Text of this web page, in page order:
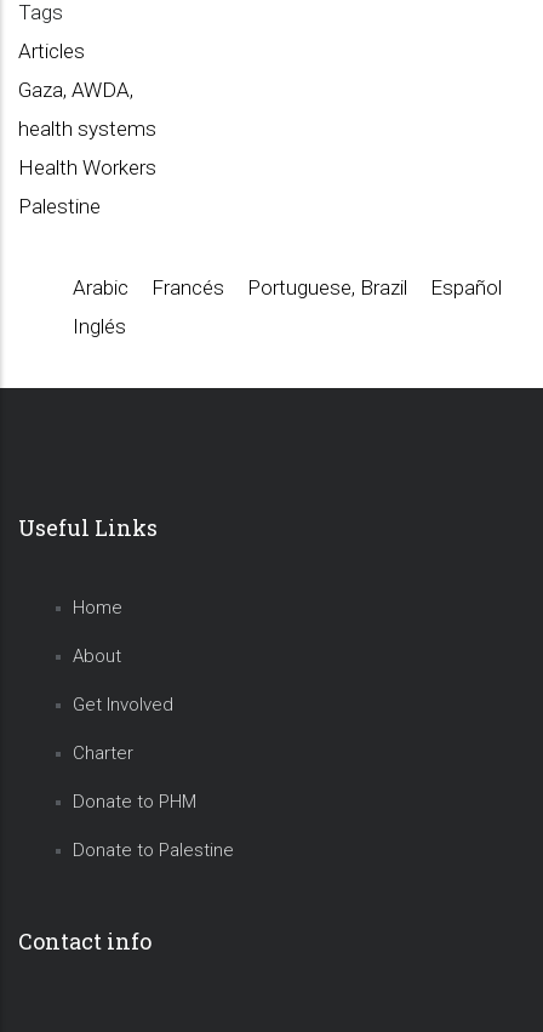
Tags
Articles
Gaza, AWDA,
health systems
Health Workers
Palestine
Arabic Francés Portuguese, Brazil
Español
Inglés
Useful Links
Home
About
Get Involved
Charter
Donate to PHM
Donate to Palestine
Contact info